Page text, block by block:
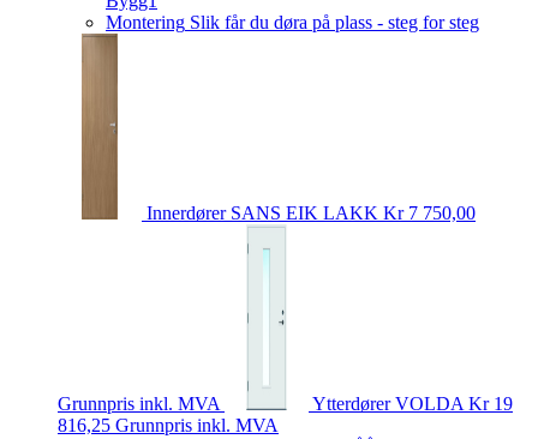
Montering Slik får du døra på plass - steg for steg
Innerdører SANS EIK LAKK Kr 7 750,00
Grunnpris inkl. MVA YtterdørerVOLDA Kr 19
816,25 Grunnpris inkl. MVA